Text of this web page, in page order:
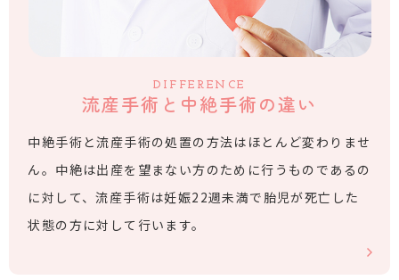
DIFFERENCE
流産手術と中絶手術の違い
中絶手術と流産手術の処置の方法はほとんど変わりませ
ん。中絶は出産を望まない方のために行うものであるの
に対して、流産手術は妊娠22週未満で胎児が死亡した
状態の方に対して行います。